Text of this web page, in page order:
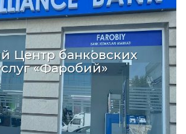
Центр банковских
«Фаробий»